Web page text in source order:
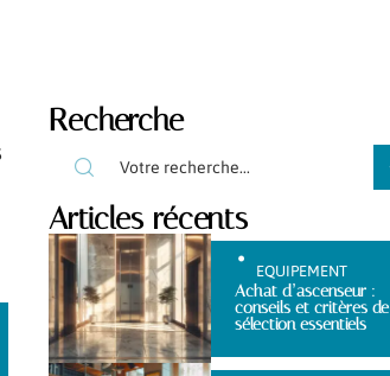
Recherche
Articles récents
EQUIPEMENT
Achat d’ascenseur :
conseils et critères de
sélection essentiels